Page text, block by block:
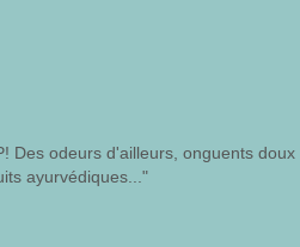
Des odeurs d'ailleurs, onguents doux
ayurvédiques..."